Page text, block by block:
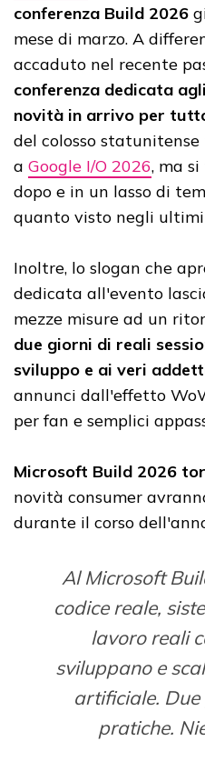
conferenza Build 2026
mese di marzo. A
accaduto nel recente
conferenza dedicata
novità in arrivo per
del colosso statunitense
a Google I/O 2026, ma
dopo e in un lasso di
quanto visto negli
Inoltre, lo slogan che
dedicata all'evento
mezze misure ad un
due giorni di reali
sviluppo e ai veri
annunci dall'effetto
per fan e semplici
Microsoft Build 2026
novità consumer
durante il corso
Al Microsoft
codice reale,
lavoro reali
sviluppano e
artificiale. Due
pratiche.